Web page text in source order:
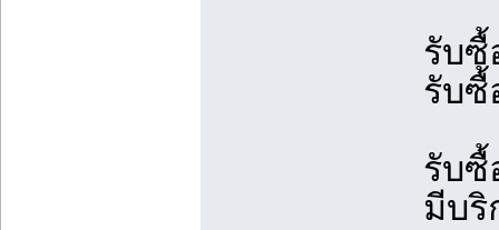
รับซื้
รับ
รับซื้
มีบริ